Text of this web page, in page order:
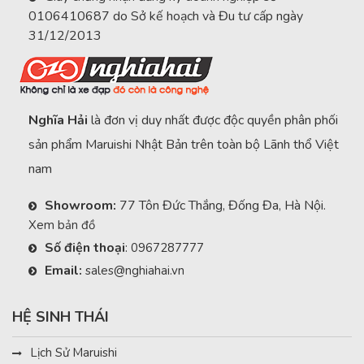
biển trong vòng 48h (tương đương với 2 năm hoạt động
hiệu bị rỉ sét, phai màu. Có thể nói, đây là một điều mà không
phải hãng xe nào cũng làm được.
Thiết kế khung xe
ALU6061. Khung xe được thiết kế với dây đi âm sườn, đây là
tính năng chỉ xuất hiện trên những chiếc xe đạp địa hình cao
cấp, giúp tăng tính thẩm mỹ của xe.
ALU6061 là một loại vật liệu được làm từ nhôm, silic
và các hợp chất khác, có đặc tính nhẹ, chắc chắn, độ bền
0106410687 do Sở kế hoạch và Đu tư cấp ngày
31/12/2013
Nghĩa Hải là đơn vị duy nhất được độc quyền phân phối
sản phẩm Maruishi Nhật Bản trên toàn bộ Lãnh thổ Việt
nam
Showroom: 77 Tôn Đức Thắng, Đống Đa, Hà Nội.
Xem bản đồ
Số điện thoại: 0967287777
Email: sales@nghiahai.vn
HỆ SINH THÁI
Lịch Sử Maruishi